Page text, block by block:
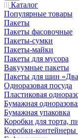
Каталог
Популярные товары
Пакеты
Пакеты фасовочные
Пакеты-сумки
Пакеты-майки
Пакеты для мусора
Вакуумные пакеты
Пакеты для шин
Одноразовая посуда
Пластиковая
Бумажная
Бумажная упаковка
Коробки для торта,
Коробки-